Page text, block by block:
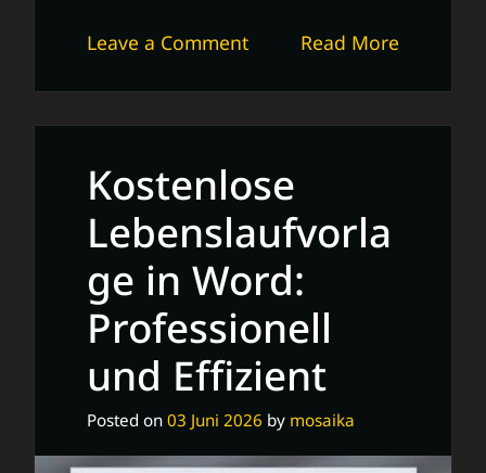
Read More
Leave a Commenton
Lebenslauf
Word
Professionell
Effizient
Kostenlose
Lebenslaufvorla
ge in Word:
Professionell
und Effizient
Posted on 03 Juni 2026 by mosaika